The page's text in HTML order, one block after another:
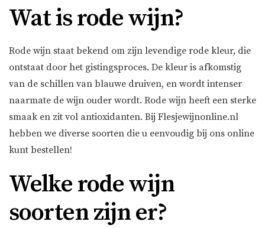
Wat is rode wijn?
Rode wijn staat bekend om zijn levendige rode kleur, die
ontstaat door het gistingsproces. De kleur is afkomstig
van de schillen van blauwe druiven, en wordt intenser
naarmate de wijn ouder wordt. Rode wijn heeft een sterke
smaak en zit vol antioxidanten. Bij Flesjewijnonline.nl
hebben we diverse soorten die u eenvoudig bij ons online
kunt bestellen!
Welke rode wijn
soorten zijn er?